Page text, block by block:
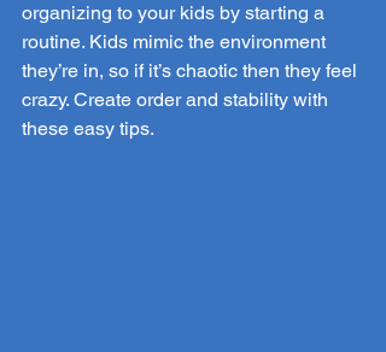
organizing to your kids by starting a
routine. Kids mimic the environment
they’re in, so if it’s chaotic then they feel
crazy. Create order and stability with
these easy tips.